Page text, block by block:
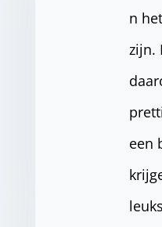
n
zijn.
een